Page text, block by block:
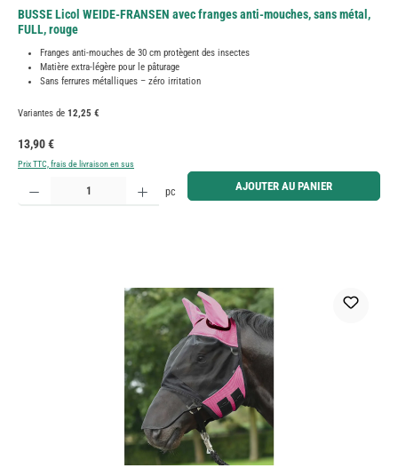
BUSSE Licol WEIDE-FRANSEN avec franges anti-mouches, sans métal,
FULL, rouge
Franges anti-mouches de 30 cm protègent des insectes
Matière extra-légère pour le pâturage
Sans ferrures métalliques – zéro irritation
Variantes de 12,25 €
Prix régulier :
13,90 €
Prix TTC, frais de livraison en sus
Quantité de produit : Entrez la quantité souhaitée ou utilisez les boutons pour augmenter ou
pc AJOUTER AU PANIER